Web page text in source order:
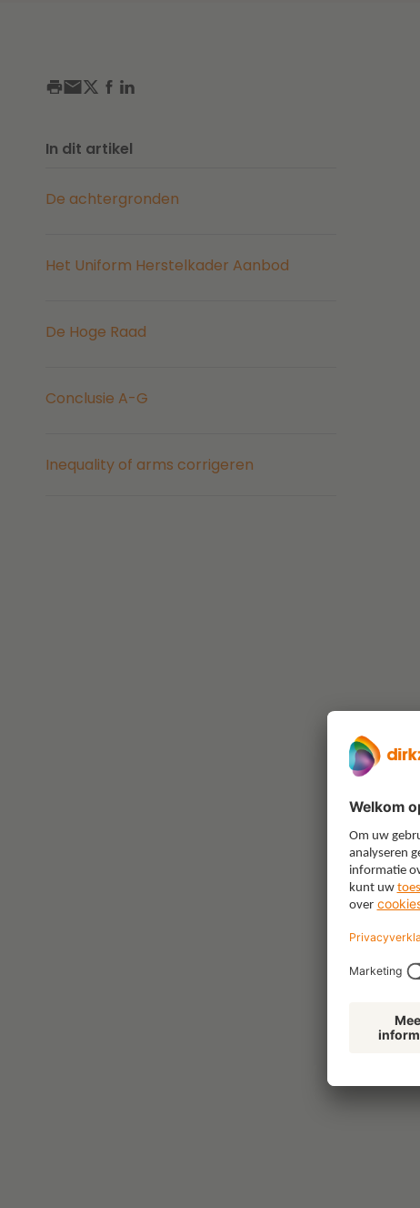
In dit artikel
De achtergronden
Het Uniform Herstelkader Aanbod
De Hoge Raad
Conclusie A-G
Inequality of arms corrigeren